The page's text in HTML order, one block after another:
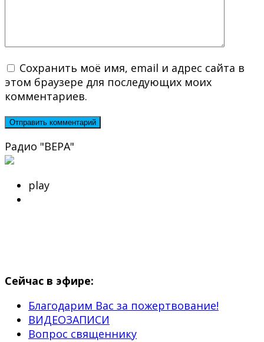
Сохранить моё имя, email и адрес сайта в
этом браузере для последующих моих
комментариев.
Радио "ВЕРА"
play
Сейчас в эфире:
Благодарим Вас за пожертвование!
ВИДЕОЗАПИСИ
Вопрос священнику